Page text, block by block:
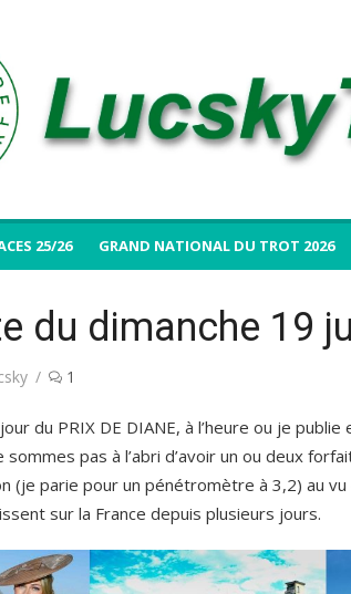
25/26 GRAND NATIONAL DU TROT 2026
du dimanche 19
autrice
1
du PRIX DE DIANE, à l’heure ou je
pas à l’abri d’avoir un ou deux
(je parie pour un pénétromètre à 3,2) au
sur la France depuis plusieurs jours.